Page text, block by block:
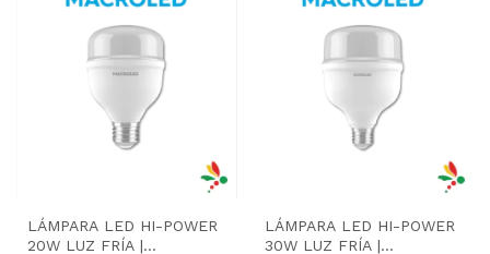
LÁMPARA LED HI-POWER
20W LUZ FRÍA |
LÁMPARA LED HI-POWER
30W LUZ FRÍA |